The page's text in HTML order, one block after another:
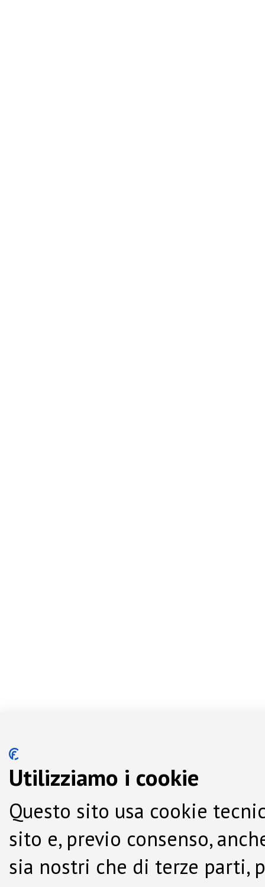
Utilizziamo i cookie
Questo sito usa cookie
sito e, previo consenso,
sia nostri che di terze parti,